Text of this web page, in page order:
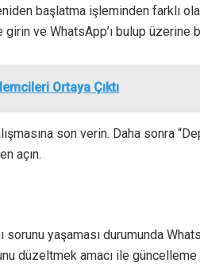
başlatma işleminden farklı
ve WhatsApp’ı bulup üzerine
Ortaya Çıktı
son verin. Daha sonra
açın.
yaşaması durumunda
düzeltmek amacı ile güncelleme